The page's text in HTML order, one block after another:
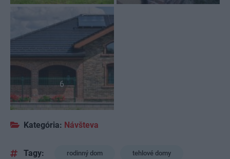
6
Kategória: Návšteva
Tagy: rodinný dom tehlové domy